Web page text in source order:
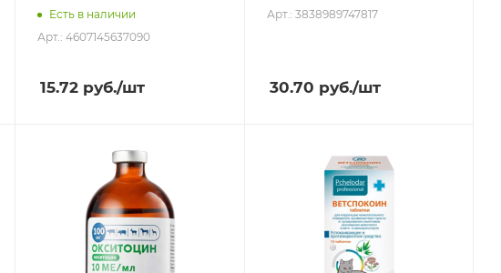
Есть в наличии
Арт.: 4607145637090
15.72 руб./шт
Арт.: 3838989747817
30.70 руб./шт